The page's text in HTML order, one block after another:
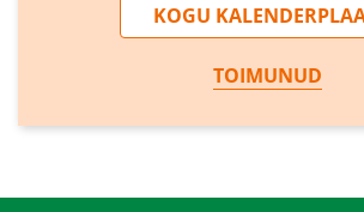
KOGU
TOIMUNUD